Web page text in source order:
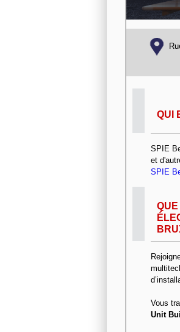
QUI
SPIE
et
SPIE
Vous
Unit